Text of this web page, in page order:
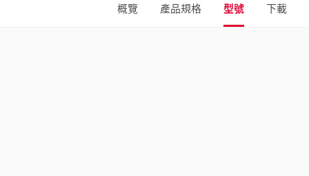
概覽 產品規格 型號 下載